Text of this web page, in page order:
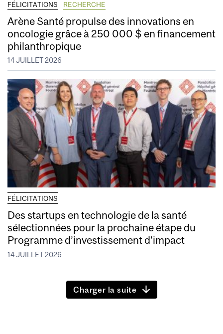
FÉLICITATIONS RECHERCHE
Arène Santé propulse des innovations en
oncologie grâce à 250 000 $ en financement
philanthropique
14 JUILLET 2026
FÉLICITATIONS
Des startups en technologie de la santé
sélectionnées pour la prochaine étape du
Programme d’investissement d’impact
14 JUILLET 2026
Charger la suite